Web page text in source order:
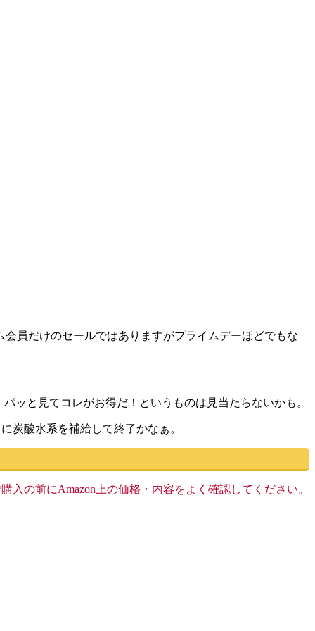
員だけのセールではありますがプライムデーほどでもな
ッと見てコレがお得だ！というものは見当たらないかも。
炭酸水系を補給して終了かなぁ。
の前にAmazon上の価格・内容をよく確認してください。